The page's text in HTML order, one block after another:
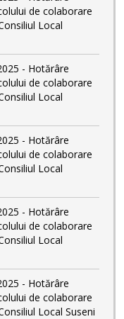
de colaborare
Local
- Hotărâre
de colaborare
Local
- Hotărâre
de colaborare
Local
- Hotărâre
de colaborare
Local
- Hotărâre
de colaborare
Local Suseni